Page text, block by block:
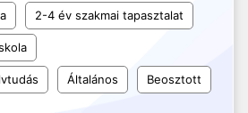
2-4 év szakmai tapasztalat
Általános Beosztott